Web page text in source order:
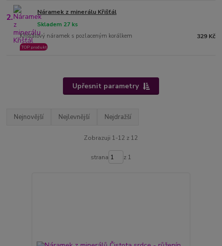
2. Náramek z minerálu Křišťál
Křišťálový náramek s pozlaceným korálkem
Skladem 27 ks
TOP produkt
329 Kč
Upřesnit parametry
Nejnovější Nejlevnější Nejdražší
Zobrazuji 1-12 z 12
strana z 1